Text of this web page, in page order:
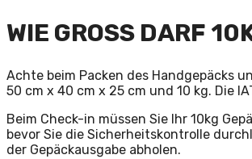
WIE GROSS DARF
Achte beim Packen des Handgepäcks
50 cm x 40 cm x 25 cm und 10 kg. Die
Beim Check-in müssen Sie Ihr 10kg
bevor Sie die Sicherheitskontrolle
der Gepäckausgabe abholen.